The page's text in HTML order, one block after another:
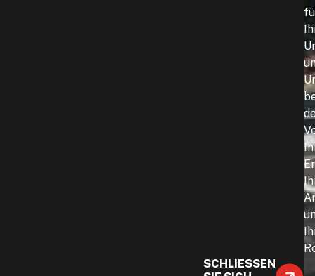
SCHLIESSEN S